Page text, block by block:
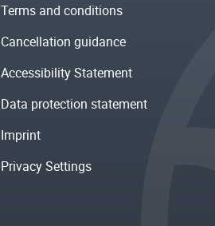
Terms and conditions
Cancellation guidance
Accessibility Statement
Data protection statement
Imprint
Privacy Settings